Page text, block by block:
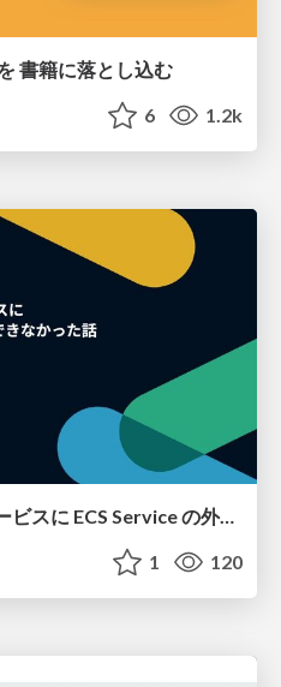
書籍に落とし込む
6 1.2k
Service Connect 上のサービスに ECS Service の外側から到達できなかった話
1 120